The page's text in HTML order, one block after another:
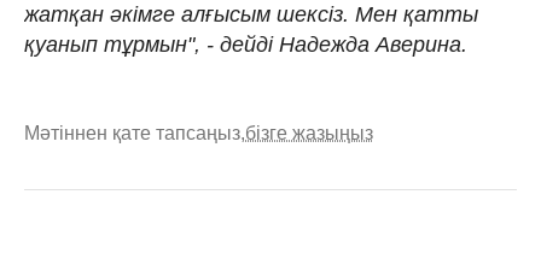
жатқан әкімге алғысым шексіз. Мен қатты
қуанып тұрмын", - дейді Надежда Аверина.
Мәтіннен қате тапсаңыз,бізге жазыңыз